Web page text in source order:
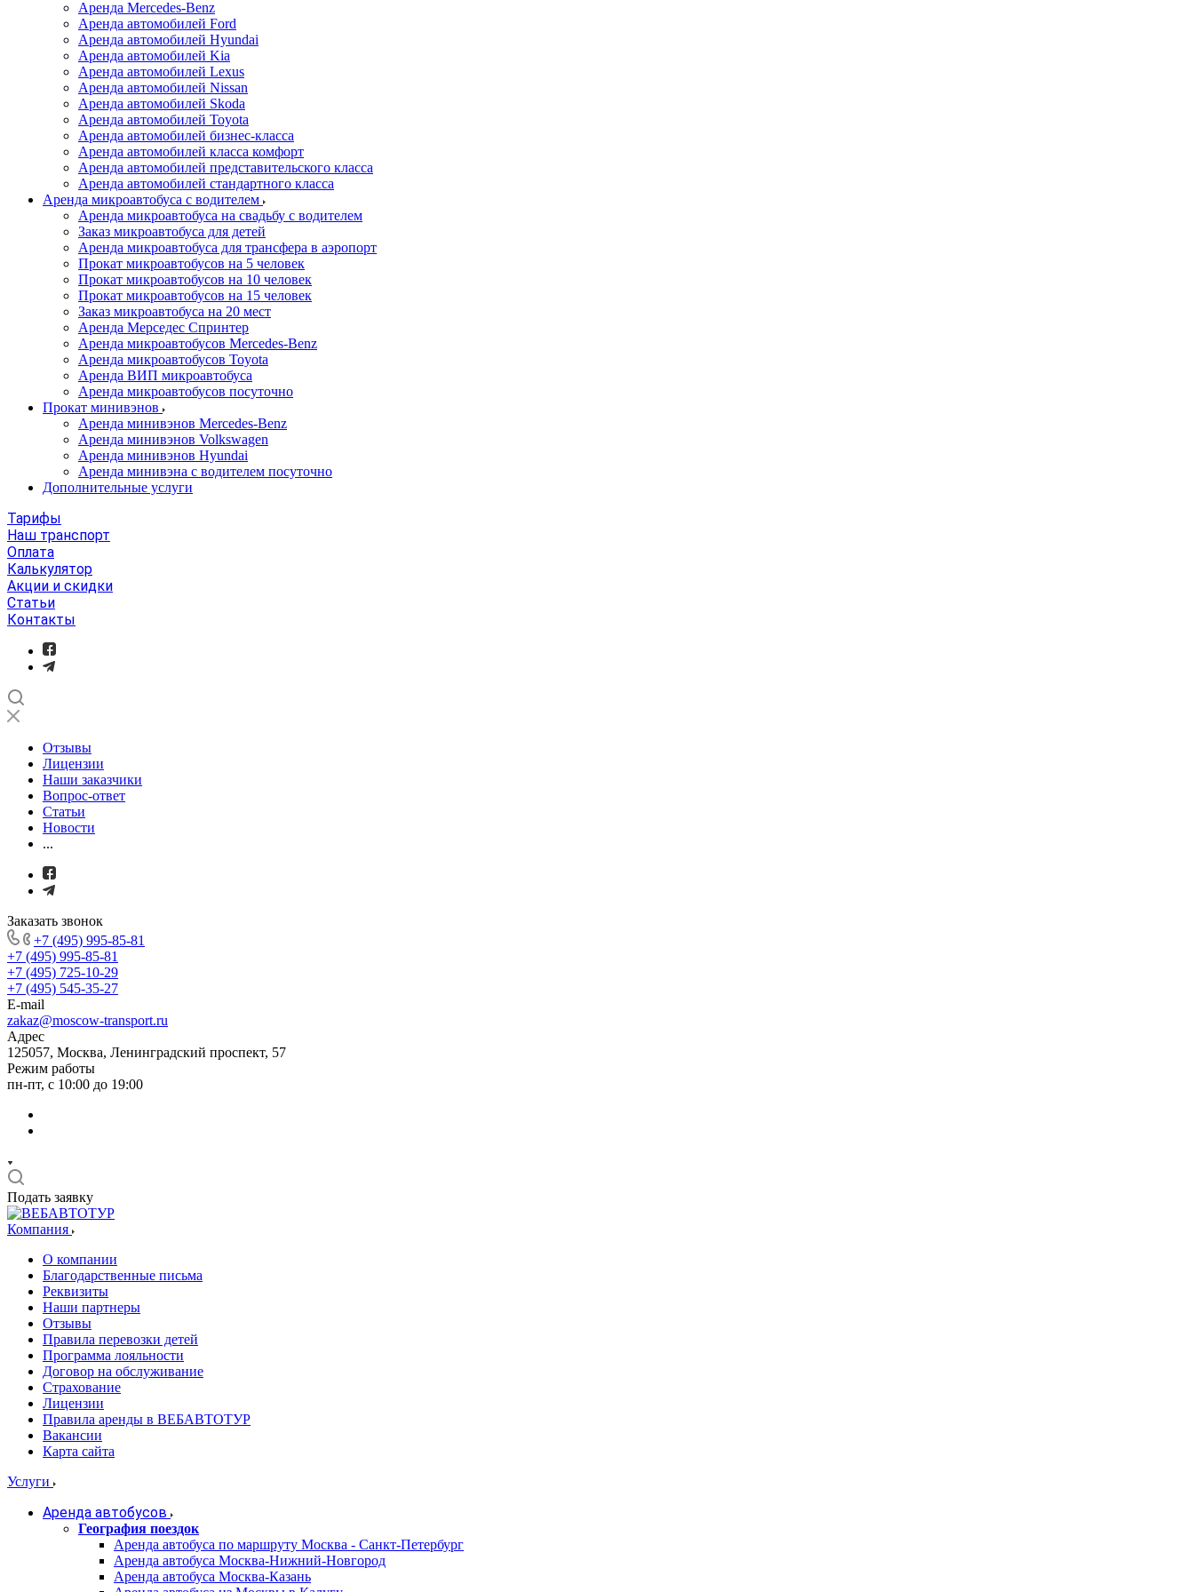
Аренда Mercedes-Benz
Аренда автомобилей Ford
Аренда автомобилей Hyundai
Аренда автомобилей Kia
Аренда автомобилей Lexus
Аренда автомобилей Nissan
Аренда автомобилей Skoda
Аренда автомобилей Toyota
Аренда автомобилей бизнес-класса
Аренда автомобилей класса комфорт
Аренда автомобилей представительского класса
Аренда автомобилей стандартного класса
Аренда микроавтобуса с водителем
Аренда микроавтобуса на свадьбу с водителем
Заказ микроавтобуса для детей
Аренда микроавтобуса для трансфера в аэропорт
Прокат микроавтобусов на 5 человек
Прокат микроавтобусов на 10 человек
Прокат микроавтобусов на 15 человек
Заказ микроавтобуса на 20 мест
Аренда Мерседес Спринтер
Аренда микроавтобусов Mercedes-Benz
Аренда микроавтобусов Toyota
Аренда ВИП микроавтобуса
Аренда микроавтобусов посуточно
Прокат минивэнов
Аренда минивэнов Mercedes-Benz
Аренда минивэнов Volkswagen
Аренда минивэнов Hyundai
Аренда минивэна с водителем посуточно
Дополнительные услуги
Тарифы
Наш транспорт
Оплата
Калькулятор
Акции и скидки
Статьи
Контакты
Отзывы
Лицензии
Наши заказчики
Вопрос-ответ
Статьи
Новости
...
Заказать звонок
+7 (495) 995-85-81
+7 (495) 995-85-81
+7 (495) 725-10-29
+7 (495) 545-35-27
E-mail
zakaz@moscow-transport.ru
Адрес
125057, Москва, Ленинградский проспект, 57
Режим работы
пн-пт, с 10:00 до 19:00
Подать заявку
Компания
О компании
Благодарственные письма
Реквизиты
Наши партнеры
Отзывы
Правила перевозки детей
Программа лояльности
Договор на обслуживание
Страхование
Лицензии
Правила аренды в ВЕБАВТОТУР
Вакансии
Карта сайта
Услуги
Аренда автобусов
География поездок
Аренда автобуса по маршруту Москва - Санкт-Петербург
Аренда автобуса Москва-Нижний-Новгород
Аренда автобуса Москва-Казань